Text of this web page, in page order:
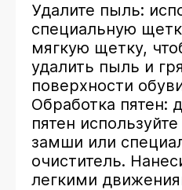
Удалите пыль:
специальную
мягкую щетку,
удалить пыль и
поверхности
Обработка пятен:
пятен
замши или
очиститель.
легкими